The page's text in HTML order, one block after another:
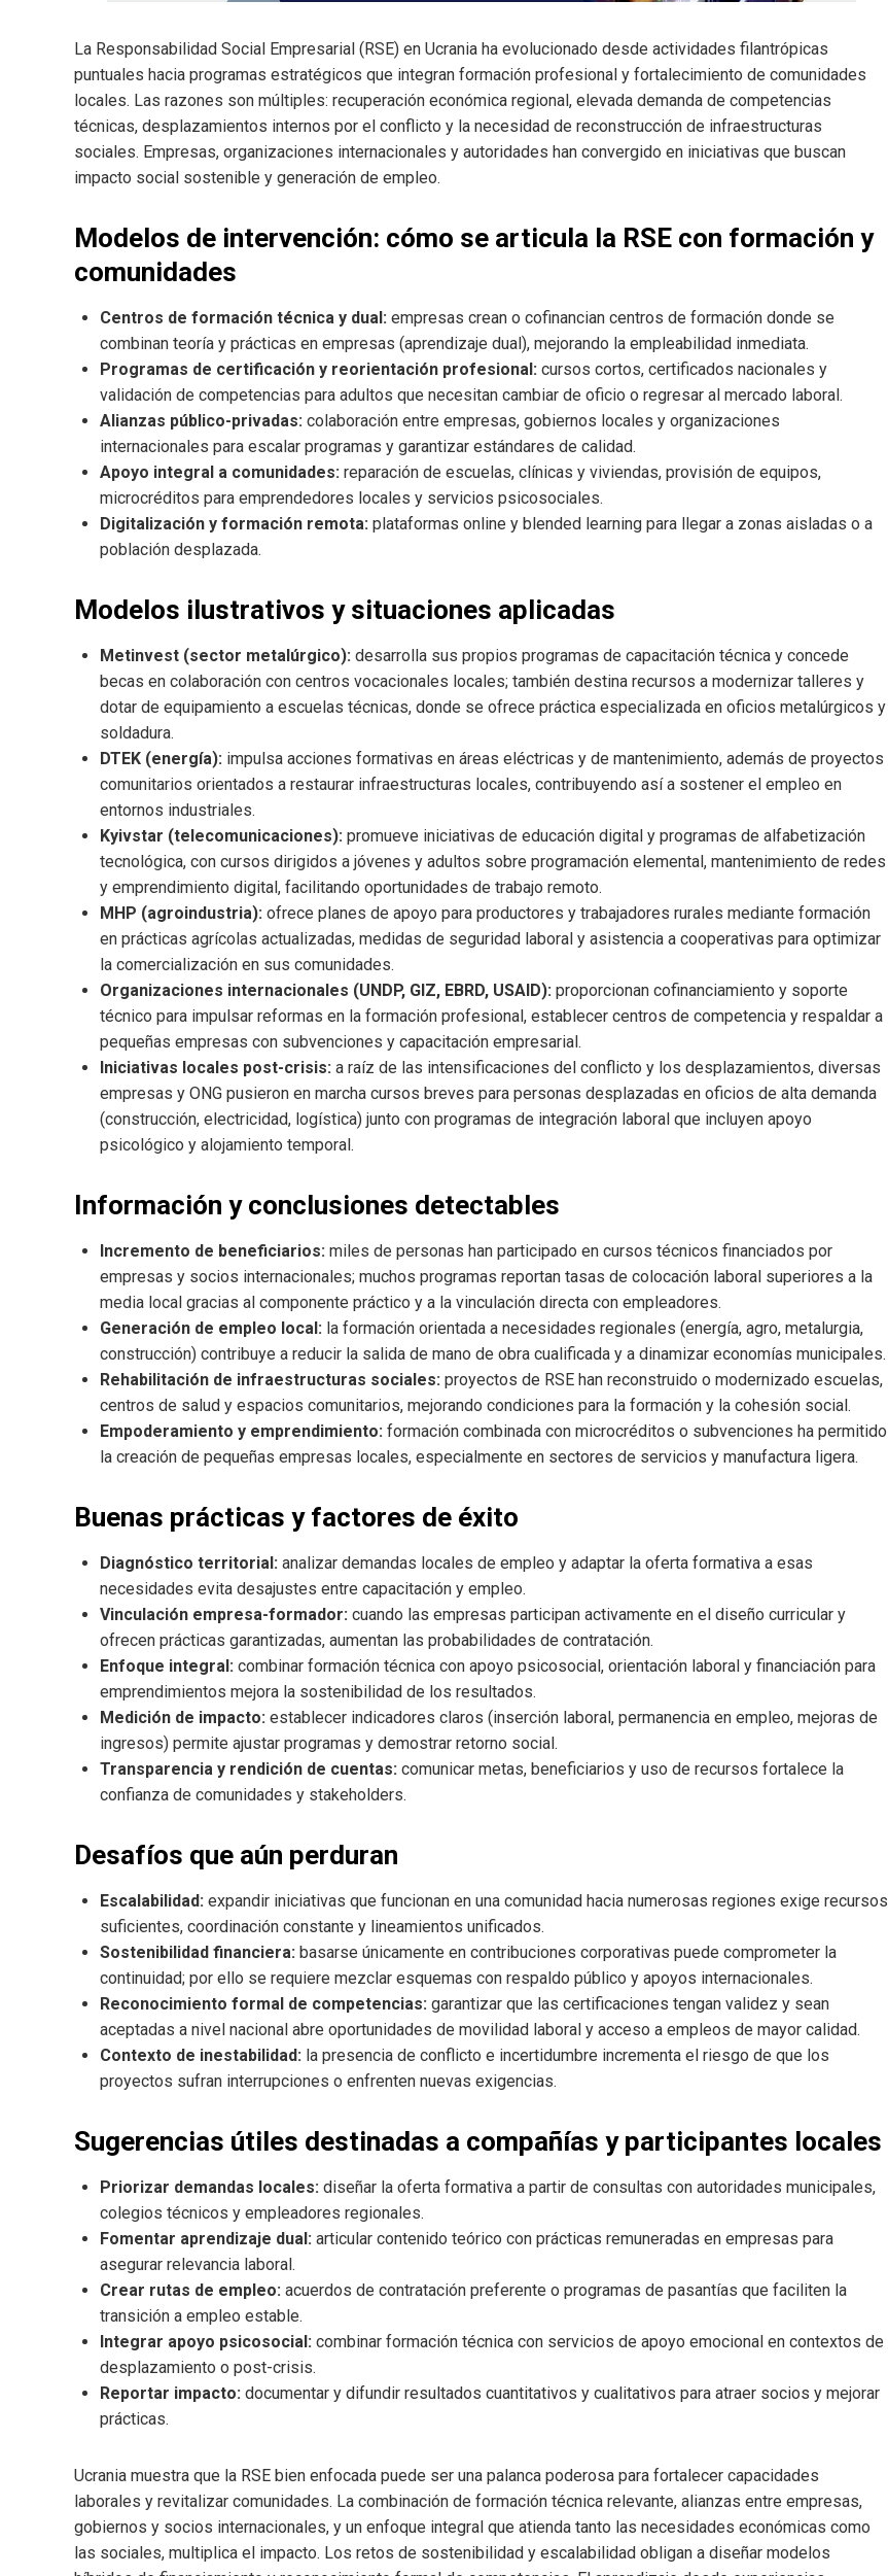
La Responsabilidad Social Empresarial (RSE) en Ucrania ha evolucionado desde actividades filantrópicas
puntuales hacia programas estratégicos que integran formación profesional y fortalecimiento de comunidades
locales. Las razones son múltiples: recuperación económica regional, elevada demanda de competencias
técnicas, desplazamientos internos por el conflicto y la necesidad de reconstrucción de infraestructuras
sociales. Empresas, organizaciones internacionales y autoridades han convergido en iniciativas que buscan
impacto social sostenible y generación de empleo.
Modelos de intervención: cómo se articula la RSE con formación y
comunidades
Centros de formación técnica y dual: empresas crean o cofinancian centros de formación donde se
combinan teoría y prácticas en empresas (aprendizaje dual), mejorando la empleabilidad inmediata.
Programas de certificación y reorientación profesional: cursos cortos, certificados nacionales y
validación de competencias para adultos que necesitan cambiar de oficio o regresar al mercado laboral.
Alianzas público-privadas: colaboración entre empresas, gobiernos locales y organizaciones
internacionales para escalar programas y garantizar estándares de calidad.
Apoyo integral a comunidades: reparación de escuelas, clínicas y viviendas, provisión de equipos,
microcréditos para emprendedores locales y servicios psicosociales.
Digitalización y formación remota: plataformas online y blended learning para llegar a zonas aisladas o a
población desplazada.
Modelos ilustrativos y situaciones aplicadas
Metinvest (sector metalúrgico): desarrolla sus propios programas de capacitación técnica y concede
becas en colaboración con centros vocacionales locales; también destina recursos a modernizar talleres y
dotar de equipamiento a escuelas técnicas, donde se ofrece práctica especializada en oficios metalúrgicos y
soldadura.
DTEK (energía): impulsa acciones formativas en áreas eléctricas y de mantenimiento, además de proyectos
comunitarios orientados a restaurar infraestructuras locales, contribuyendo así a sostener el empleo en
entornos industriales.
Kyivstar (telecomunicaciones): promueve iniciativas de educación digital y programas de alfabetización
tecnológica, con cursos dirigidos a jóvenes y adultos sobre programación elemental, mantenimiento de redes
y emprendimiento digital, facilitando oportunidades de trabajo remoto.
MHP (agroindustria): ofrece planes de apoyo para productores y trabajadores rurales mediante formación
en prácticas agrícolas actualizadas, medidas de seguridad laboral y asistencia a cooperativas para optimizar
la comercialización en sus comunidades.
Organizaciones internacionales (UNDP, GIZ, EBRD, USAID): proporcionan cofinanciamiento y soporte
técnico para impulsar reformas en la formación profesional, establecer centros de competencia y respaldar a
pequeñas empresas con subvenciones y capacitación empresarial.
Iniciativas locales post-crisis: a raíz de las intensificaciones del conflicto y los desplazamientos, diversas
empresas y ONG pusieron en marcha cursos breves para personas desplazadas en oficios de alta demanda
(construcción, electricidad, logística) junto con programas de integración laboral que incluyen apoyo
psicológico y alojamiento temporal.
Información y conclusiones detectables
Incremento de beneficiarios: miles de personas han participado en cursos técnicos financiados por
empresas y socios internacionales; muchos programas reportan tasas de colocación laboral superiores a la
media local gracias al componente práctico y a la vinculación directa con empleadores.
Generación de empleo local: la formación orientada a necesidades regionales (energía, agro, metalurgia,
construcción) contribuye a reducir la salida de mano de obra cualificada y a dinamizar economías municipales.
Rehabilitación de infraestructuras sociales: proyectos de RSE han reconstruido o modernizado escuelas,
centros de salud y espacios comunitarios, mejorando condiciones para la formación y la cohesión social.
Empoderamiento y emprendimiento: formación combinada con microcréditos o subvenciones ha permitido
la creación de pequeñas empresas locales, especialmente en sectores de servicios y manufactura ligera.
Buenas prácticas y factores de éxito
Diagnóstico territorial: analizar demandas locales de empleo y adaptar la oferta formativa a esas
necesidades evita desajustes entre capacitación y empleo.
Vinculación empresa-formador: cuando las empresas participan activamente en el diseño curricular y
ofrecen prácticas garantizadas, aumentan las probabilidades de contratación.
Enfoque integral: combinar formación técnica con apoyo psicosocial, orientación laboral y financiación para
emprendimientos mejora la sostenibilidad de los resultados.
Medición de impacto: establecer indicadores claros (inserción laboral, permanencia en empleo, mejoras de
ingresos) permite ajustar programas y demostrar retorno social.
Transparencia y rendición de cuentas: comunicar metas, beneficiarios y uso de recursos fortalece la
confianza de comunidades y stakeholders.
Desafíos que aún perduran
Escalabilidad: expandir iniciativas que funcionan en una comunidad hacia numerosas regiones exige recursos
suficientes, coordinación constante y lineamientos unificados.
Sostenibilidad financiera: basarse únicamente en contribuciones corporativas puede comprometer la
continuidad; por ello se requiere mezclar esquemas con respaldo público y apoyos internacionales.
Reconocimiento formal de competencias: garantizar que las certificaciones tengan validez y sean
aceptadas a nivel nacional abre oportunidades de movilidad laboral y acceso a empleos de mayor calidad.
Contexto de inestabilidad: la presencia de conflicto e incertidumbre incrementa el riesgo de que los
proyectos sufran interrupciones o enfrenten nuevas exigencias.
Sugerencias útiles destinadas a compañías y participantes locales
Priorizar demandas locales: diseñar la oferta formativa a partir de consultas con autoridades municipales,
colegios técnicos y empleadores regionales.
Fomentar aprendizaje dual: articular contenido teórico con prácticas remuneradas en empresas para
asegurar relevancia laboral.
Crear rutas de empleo: acuerdos de contratación preferente o programas de pasantías que faciliten la
transición a empleo estable.
Integrar apoyo psicosocial: combinar formación técnica con servicios de apoyo emocional en contextos de
desplazamiento o post-crisis.
Reportar impacto: documentar y difundir resultados cuantitativos y cualitativos para atraer socios y mejorar
prácticas.
Ucrania muestra que la RSE bien enfocada puede ser una palanca poderosa para fortalecer capacidades
laborales y revitalizar comunidades. La combinación de formación técnica relevante, alianzas entre empresas,
gobiernos y socios internacionales, y un enfoque integral que atienda tanto las necesidades económicas como
las sociales, multiplica el impacto. Los retos de sostenibilidad y escalabilidad obligan a diseñar modelos